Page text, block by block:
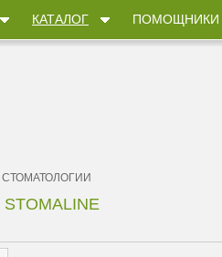
КАТАЛОГ ПОМОЩНИКИ
СТОМАТОЛОГИИ